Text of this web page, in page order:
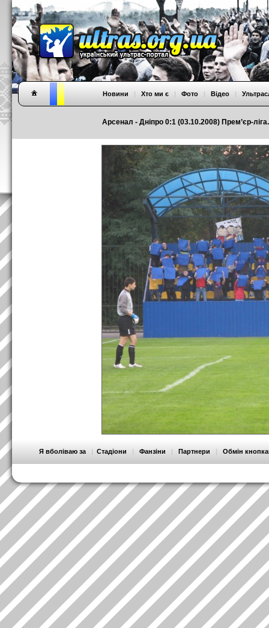
Арсенал - Дніпро 0:1 (03.10.2008) Прем’єр-
Новини | Хто ми є | Фото | Відео |
Я вболіваю за | Стадіони | Фанзіни | Партнери | Обмін